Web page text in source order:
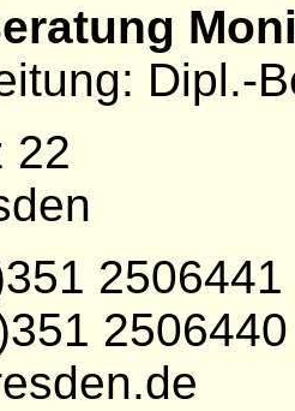
Dipl.-
22
2506441
2506440